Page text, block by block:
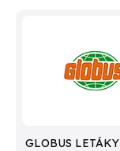
GLOBUS LETÁKY